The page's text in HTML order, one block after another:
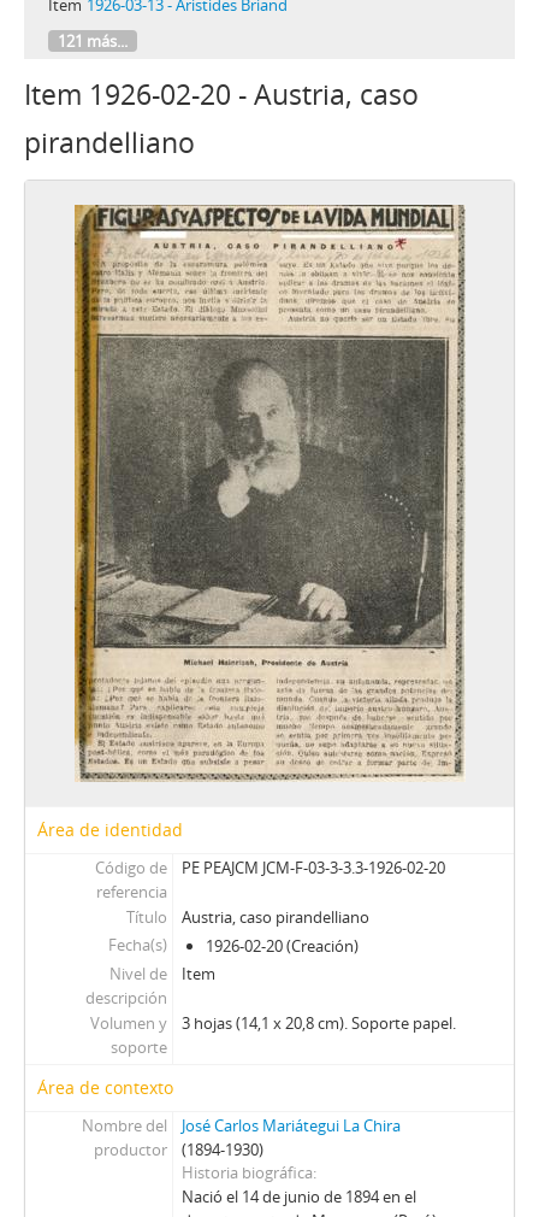
Item 1926-03-13 - Aristides Briand
121 más...
Item 1926-02-20 - Austria, caso
pirandelliano
Área de identidad
Código de
referencia
PE PEAJCM JCM-F-03-3-3.3-1926-02-20
Título
Austria, caso pirandelliano
Fecha(s)
1926-02-20 (Creación)
Nivel de
descripción
Item
Volumen y
soporte
3 hojas (14,1 x 20,8 cm). Soporte papel.
Área de contexto
Nombre del
productor
José Carlos Mariátegui La Chira
(1894-1930)
Historia biográfica
Nació el 14 de junio de 1894 en el